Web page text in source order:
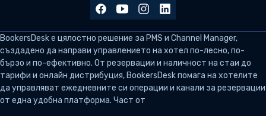
BookersDeskе цялостно решение за PMS и Channel Manager,
създадено да направи управлението на хотел по-лесно, по-
бързо и по-ефективно. От резервации и наличност на стаи до
тарифи и онлайн дистрибуция, BookersDesk помага на хотелите
да управляват ежедневните си операции и канали за резервации
от една удобна платформа. Част от